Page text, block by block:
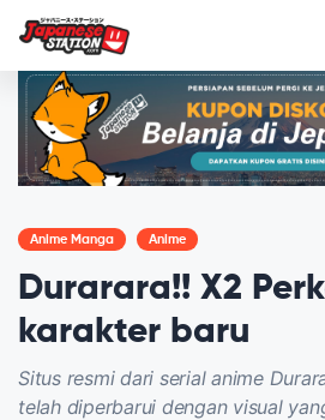
Anime Manga Anime
Durarara!! X2
karakter baru
Situs resmi dari serial anime
telah diperbarui dengan visual